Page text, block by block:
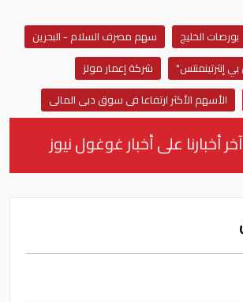
بورصات الخليج
سهم مصرف السلام - البحرين
شركة إعمار مولز
الأسهم الأكثر ارتفاعا فى سوق دبى المالى
أخبارنا على أخبار غوغول نيوز